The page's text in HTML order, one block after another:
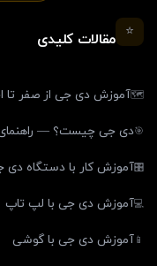
⭐ مقالات کلیدی
🗺️آموزش دی جی از صفر تا
🎯دی جی چیست؟ —
🎛️آموزش کار با دستگاه دی
💻آموزش دی جی با لپ تاپ
📱آموزش دی جی با گوشی